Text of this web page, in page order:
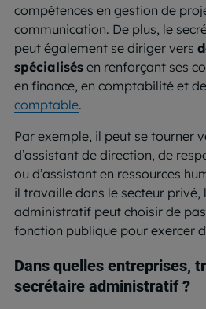
compétences en gestion de
communication. De plus, le
peut également se diriger vers
spécialisés en renforçant ses
en finance, en comptabilité et
comptable.
Par exemple, il peut se tourner
d’assistant de direction, de
ou d’assistant en ressources
il travaille dans le secteur privé,
administratif peut choisir de
fonction publique pour exercer
Dans quelles entreprises,
secrétaire administratif ?